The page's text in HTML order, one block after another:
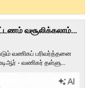
வசூலிக்கலாம்...
வணி​கப் பரிவர்த்​தனை​
- வணி​கர் தள்​ளு...